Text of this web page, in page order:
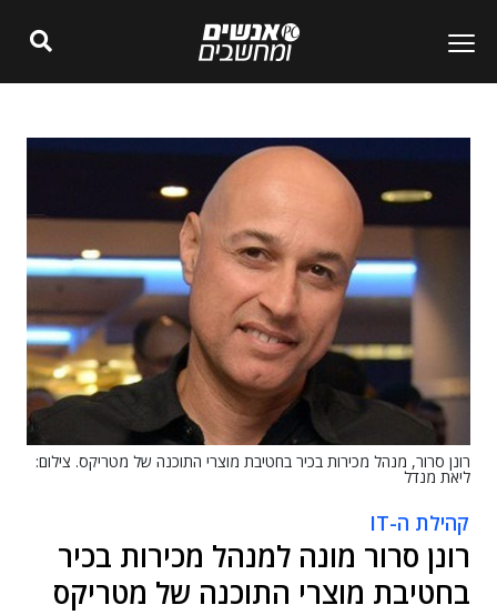
רונן סרור, מנהל מכירות בכיר בחטיבת מוצרי התוכנה של מטריקס. צילום:
ליאת מנדל
קהילת ה-IT
רונן סרור מונה למנהל מכירות בכיר
בחטיבת מוצרי התוכנה של מטריקס